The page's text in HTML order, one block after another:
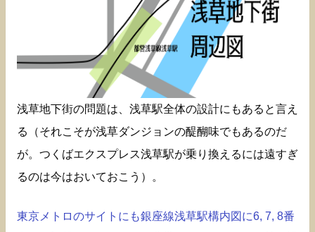
浅草地下街の問題は、浅草駅全体の設計にもあると言え
る（それこそが浅草ダンジョンの醍醐味でもあるのだ
が。つくばエクスプレス浅草駅が乗り換えるには遠すぎ
るのは今はおいておこう）。
東京メトロのサイトにも銀座線浅草駅構内図に6, 7, 8番